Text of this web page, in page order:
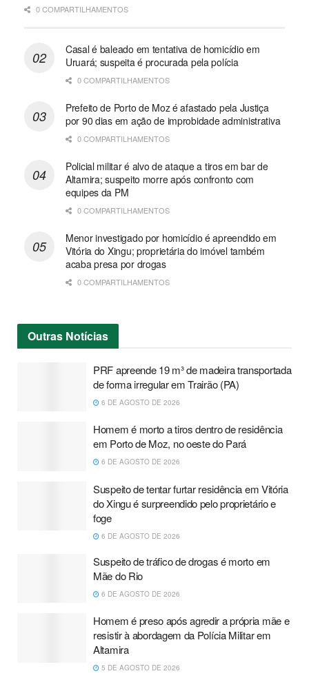
0 COMPARTILHAMENTOS
Casal é baleado em tentativa de homicídio em
Uruará; suspeita é procurada pela polícia
0 COMPARTILHAMENTOS
Prefeito de Porto de Moz é afastado pela Justiça
por 90 dias em ação de improbidade administrativa
0 COMPARTILHAMENTOS
Policial militar é alvo de ataque a tiros em bar de
Altamira; suspeito morre após confronto com
equipes da PM
0 COMPARTILHAMENTOS
Menor investigado por homicídio é apreendido em
Vitória do Xingu; proprietária do imóvel também
acaba presa por drogas
0 COMPARTILHAMENTOS
Outras Notícias
PRF apreende 19 m³ de madeira transportada
de forma irregular em Trairão (PA)
6 DE AGOSTO DE 2026
Homem é morto a tiros dentro de residência
em Porto de Moz, no oeste do Pará
6 DE AGOSTO DE 2026
Suspeito de tentar furtar residência em Vitória
do Xingu é surpreendido pelo proprietário e
foge
6 DE AGOSTO DE 2026
Suspeito de tráfico de drogas é morto em
Mãe do Rio
6 DE AGOSTO DE 2026
Homem é preso após agredir a própria mãe e
resistir à abordagem da Polícia Militar em
Altamira
5 DE AGOSTO DE 2026